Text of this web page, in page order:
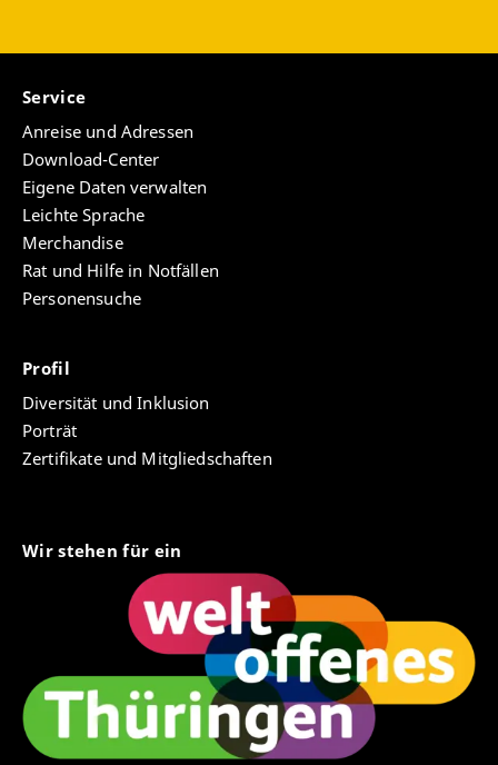
Service
Anreise und Adressen
Download-Center
Eigene Daten verwalten
Leichte Sprache
Merchandise
Rat und Hilfe in Notfällen
Personensuche
Profil
Diversität und Inklusion
Porträt
Zertifikate und Mitgliedschaften
Wir stehen für ein